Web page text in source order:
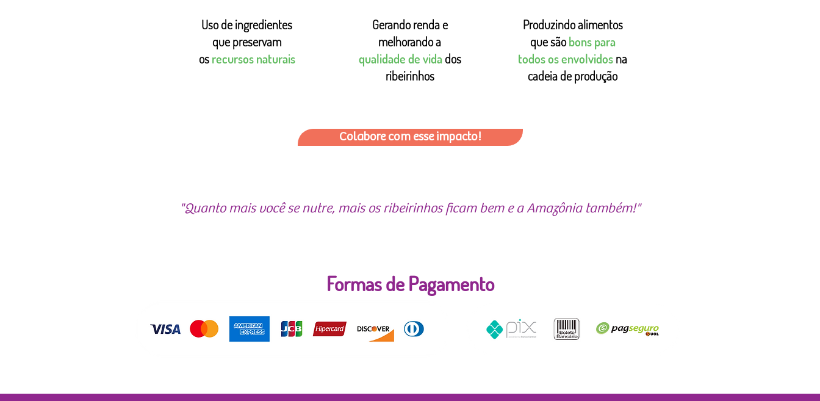
Uso de ingredientes
que preservam
osrecursos naturais
Gerando renda e
melhorando a
qualidade de vida dos
ribeirinhos
Produzindo alimentos
que são bons para
todos os envolvidosna
cadeia de produção
Colabore com esse impacto!
"Quanto mais você se nutre, mais os ribeirinhos ficam bem e a Amazônia também!"
Formas de Pagamento